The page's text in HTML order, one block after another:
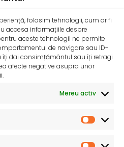
folosim tehnologii, cum ar fi
accesa informațiile despre
aceste tehnologii ne permite
de navigare sau ID-
îți dai consimțământul sau îți retragi
afecte negative asupra unor
Mereu activ
recente